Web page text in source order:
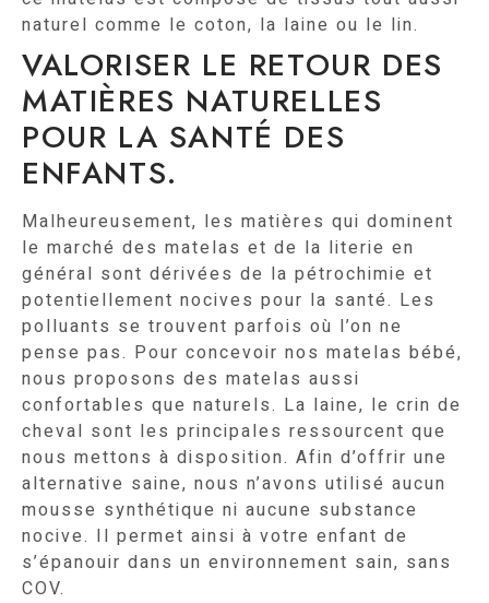
naturel comme le coton, la laine ou le lin.
VALORISER LE RETOUR DES
MATIÈRES NATURELLES
POUR LA SANTÉ DES
ENFANTS.
Malheureusement, les matières qui dominent
le marché des matelas et de la literie en
général sont dérivées de la pétrochimie et
potentiellement nocives pour la santé. Les
polluants se trouvent parfois où l’on ne
pense pas. Pour concevoir nos matelas bébé,
nous proposons des matelas aussi
confortables que naturels. La laine, le crin de
cheval sont les principales ressourcent que
nous mettons à disposition. Afin d’offrir une
alternative saine, nous n’avons utilisé aucun
mousse synthétique ni aucune substance
nocive. Il permet ainsi à votre enfant de
s’épanouir dans un environnement sain, sans
COV.